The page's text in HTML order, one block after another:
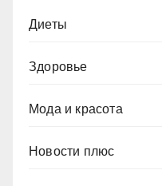
Диеты
Здоровье
Мода и красота
Новости плюс